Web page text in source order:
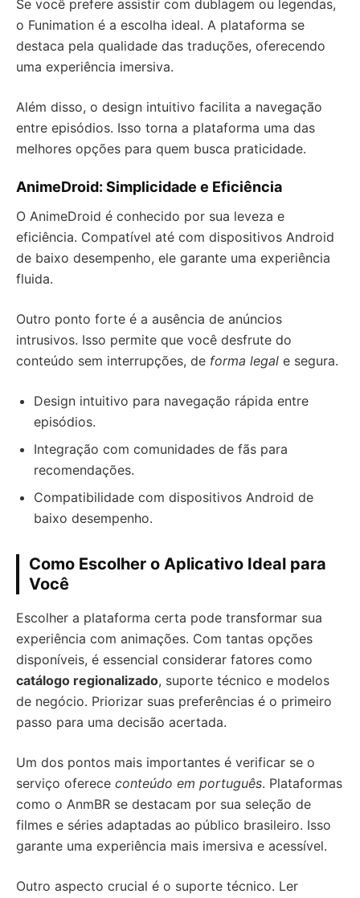
Se você prefere assistir com dublagem ou legendas,
o Funimation é a escolha ideal. A plataforma se
destaca pela qualidade das traduções, oferecendo
uma experiência imersiva.
Além disso, o design intuitivo facilita a navegação
entre episódios. Isso torna a plataforma uma das
melhores opções para quem busca praticidade.
AnimeDroid: Simplicidade e Eficiência
O AnimeDroid é conhecido por sua leveza e
eficiência. Compatível até com dispositivos Android
de baixo desempenho, ele garante uma experiência
fluida.
Outro ponto forte é a ausência de anúncios
intrusivos. Isso permite que você desfrute do
conteúdo sem interrupções, de forma legal e segura.
Design intuitivo para navegação rápida entre
episódios.
Integração com comunidades de fãs para
recomendações.
Compatibilidade com dispositivos Android de
baixo desempenho.
Como Escolher o Aplicativo Ideal para
Você
Escolher a plataforma certa pode transformar sua
experiência com animações. Com tantas opções
disponíveis, é essencial considerar fatores como
catálogo regionalizado, suporte técnico e modelos
de negócio. Priorizar suas preferências é o primeiro
passo para uma decisão acertada.
Um dos pontos mais importantes é verificar se o
serviço oferece conteúdo em português. Plataformas
como o AnmBR se destacam por sua seleção de
filmes e séries adaptadas ao público brasileiro. Isso
garante uma experiência mais imersiva e acessível.
Outro aspecto crucial é o suporte técnico. Ler